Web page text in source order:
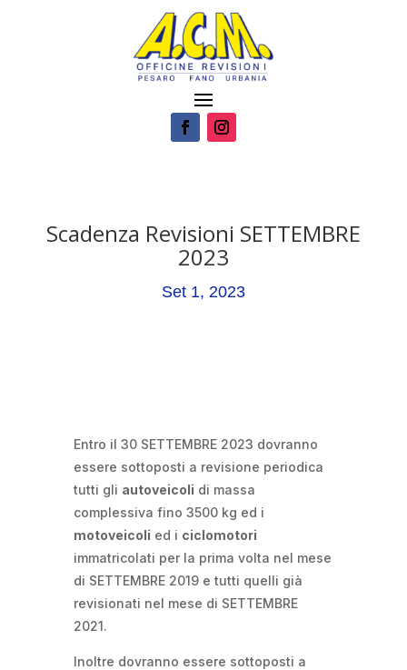
Scadenza Revisioni SETTEMBRE
2023
Set 1, 2023
Entro il 30 SETTEMBRE 2023 dovranno
essere sottoposti a revisione periodica
tutti gli autoveicoli di massa
complessiva fino 3500 kg ed i
motoveicoli ed i ciclomotori
immatricolati per la prima volta nel mese
di SETTEMBRE 2019 e tutti quelli già
revisionati nel mese di SETTEMBRE
2021.
Inoltre dovranno essere sottoposti a